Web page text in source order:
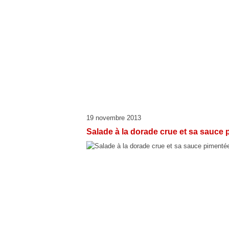
19 novembre 2013
Salade à la dorade crue et sa sauce